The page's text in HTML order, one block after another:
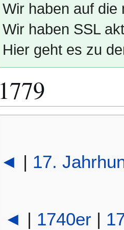
Wir haben auf die
Wir haben SSL
Hier geht es zu
1779
◄ | 17.
◄ | 1740er |